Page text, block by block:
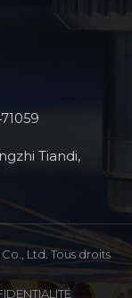
Tiandi,
Ltd. Tous droits